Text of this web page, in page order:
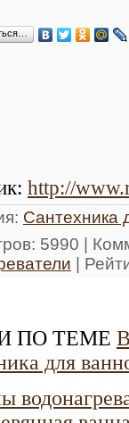
: http://
: Сантехника
: 5990 |
|
ПО ТЕМЕ
для